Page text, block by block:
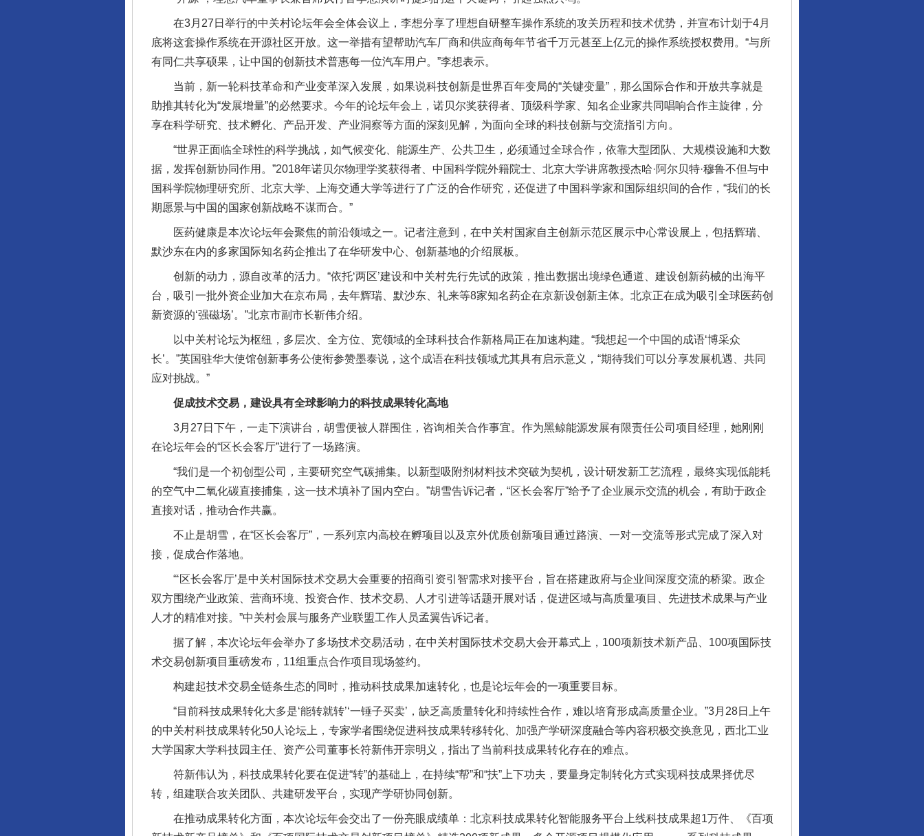
在3月27日举行的中关村论坛年会全体会议上，李想分享了理想自研整车操作系统的攻关历程和技术优势，并宣布计划于4月
底将这套操作系统在开源社区开放。这一举措有望帮助汽车厂商和供应商每年节省千万元甚至上亿元的操作系统授权费用。“与所
有同仁共享硕果，让中国的创新技术普惠每一位汽车用户。”李想表示。
当前，新一轮科技革命和产业变革深入发展，如果说科技创新是世界百年变局的“关键变量”，那么国际合作和开放共享就是
助推其转化为“发展增量”的必然要求。今年的论坛年会上，诺贝尔奖获得者、顶级科学家、知名企业家共同唱响合作主旋律，分
享在科学研究、技术孵化、产品开发、产业洞察等方面的深刻见解，为面向全球的科技创新与交流指引方向。
“世界正面临全球性的科学挑战，如气候变化、能源生产、公共卫生，必须通过全球合作，依靠大型团队、大规模设施和大数
据，发挥创新协同作用。”2018年诺贝尔物理学奖获得者、中国科学院外籍院士、北京大学讲席教授杰哈·阿尔贝特·穆鲁不但与中
国科学院物理研究所、北京大学、上海交通大学等进行了广泛的合作研究，还促进了中国科学家和国际组织间的合作，“我们的长
期愿景与中国的国家创新战略不谋而合。”
医药健康是本次论坛年会聚焦的前沿领域之一。记者注意到，在中关村国家自主创新示范区展示中心常设展上，包括辉瑞、
默沙东在内的多家国际知名药企推出了在华研发中心、创新基地的介绍展板。
创新的动力，源自改革的活力。“依托‘两区’建设和中关村先行先试的政策，推出数据出境绿色通道、建设创新药械的出海平
台，吸引一批外资企业加大在京布局，去年辉瑞、默沙东、礼来等8家知名药企在京新设创新主体。北京正在成为吸引全球医药创
新资源的‘强磁场’。”北京市副市长靳伟介绍。
以中关村论坛为枢纽，多层次、全方位、宽领域的全球科技合作新格局正在加速构建。“我想起一个中国的成语‘博采众
长’。”英国驻华大使馆创新事务公使衔参赞墨泰说，这个成语在科技领域尤其具有启示意义，“期待我们可以分享发展机遇、共同
应对挑战。”
促成技术交易，建设具有全球影响力的科技成果转化高地
3月27日下午，一走下演讲台，胡雪便被人群围住，咨询相关合作事宜。作为黑鲸能源发展有限责任公司项目经理，她刚刚
在论坛年会的“区长会客厅”进行了一场路演。
“我们是一个初创型公司，主要研究空气碳捕集。以新型吸附剂材料技术突破为契机，设计研发新工艺流程，最终实现低能耗
的空气中二氧化碳直接捕集，这一技术填补了国内空白。”胡雪告诉记者，“区长会客厅”给予了企业展示交流的机会，有助于政企
直接对话，推动合作共赢。
不止是胡雪，在“区长会客厅”，一系列京内高校在孵项目以及京外优质创新项目通过路演、一对一交流等形式完成了深入对
接，促成合作落地。
“‘区长会客厅’是中关村国际技术交易大会重要的招商引资引智需求对接平台，旨在搭建政府与企业间深度交流的桥梁。政企
双方围绕产业政策、营商环境、投资合作、技术交易、人才引进等话题开展对话，促进区域与高质量项目、先进技术成果与产业
人才的精准对接。”中关村会展与服务产业联盟工作人员孟翼告诉记者。
据了解，本次论坛年会举办了多场技术交易活动，在中关村国际技术交易大会开幕式上，100项新技术新产品、100项国际技
术交易创新项目重磅发布，11组重点合作项目现场签约。
构建起技术交易全链条生态的同时，推动科技成果加速转化，也是论坛年会的一项重要目标。
“目前科技成果转化大多是‘能转就转’‘一锤子买卖’，缺乏高质量转化和持续性合作，难以培育形成高质量企业。”3月28日上午
的中关村科技成果转化50人论坛上，专家学者围绕促进科技成果转移转化、加强产学研深度融合等内容积极交换意见，西北工业
大学国家大学科技园主任、资产公司董事长符新伟开宗明义，指出了当前科技成果转化存在的难点。
符新伟认为，科技成果转化要在促进“转”的基础上，在持续“帮”和“扶”上下功夫，要量身定制转化方式实现科技成果择优尽
转，组建联合攻关团队、共建研发平台，实现产学研协同创新。
在推动成果转化方面，本次论坛年会交出了一份亮眼成绩单：北京科技成果转化智能服务平台上线科技成果超1万件、《百项
东山县通报“牛蛙产品抗生素超标问题” 法徽映军营 权益有保障